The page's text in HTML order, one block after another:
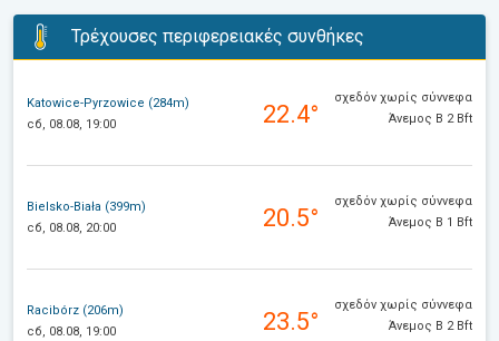
Τρέχουσες περιφερειακές συνθήκες
Katowice-Pyrzowice (284m)
сб, 08.08, 19:00
22.4°
σχεδόν χωρίς σύννεφα
Άνεμος Β 2 Bft
Bielsko-Biała (399m)
сб, 08.08, 20:00
20.5°
σχεδόν χωρίς σύννεφα
Άνεμος Β 1 Bft
Racibórz (206m)
сб, 08.08, 19:00
23.5°
σχεδόν χωρίς σύννεφα
Άνεμος Β 2 Bft